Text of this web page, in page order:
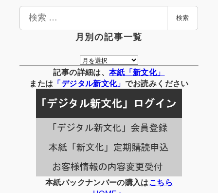
検
検索
月別の記事一覧
月
別
の
事
一
覧
記事の詳細は、 本紙「新文化」
または 「デジタル新文化」 でお読みください
本紙バックナンバーの購入はこちら